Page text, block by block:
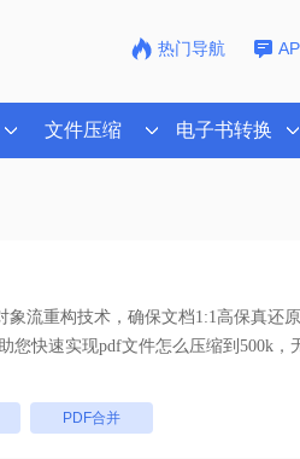
热门导航
文件压缩 电子书转换
象流重构技术，确保文档1:1高保真还
。助您快速实现pdf文件怎么压缩到500k，
PDF合并